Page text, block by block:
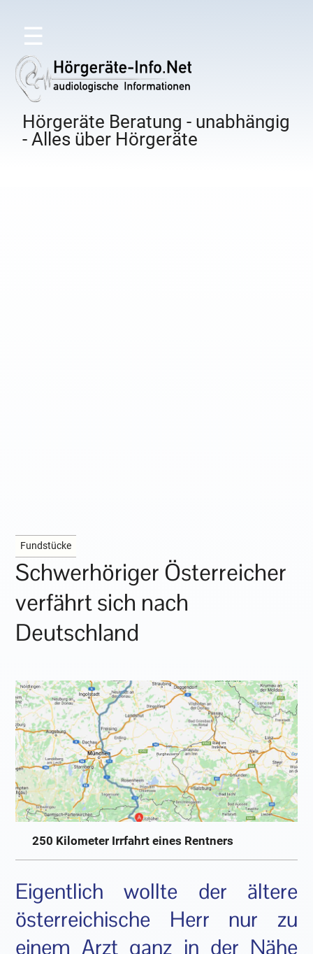
☰
Hörgeräte Beratung - unabhängig
- Alles über Hörgeräte
Fundstücke
Schwerhöriger Österreicher
verfährt sich nach
Deutschland
250 Kilometer Irrfahrt eines Rentners
Eigentlich wollte der ältere
österreichische Herr nur zu
einem Arzt ganz in der Nähe